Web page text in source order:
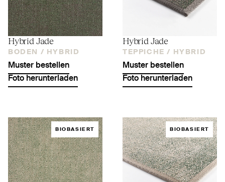
Hybrid Jade
BODEN / HYBRID
Muster bestellen
Foto herunterladen
Hybrid Jade
TEPPICHE / HYBRID
Muster bestellen
Foto herunterladen
BIOBASIERT BIOBASIERT